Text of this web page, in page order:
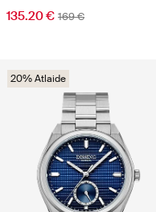
135.20 € 169 €
20% Atlaide